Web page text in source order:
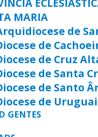
MARIA
de
de
de Cruz
de Santa
de Santo
de
GENTES